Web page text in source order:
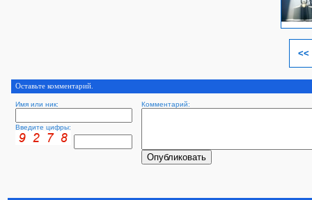
<<
Оставьте комментарий.
Имя или ник: Комментарий:
Введите цифры: